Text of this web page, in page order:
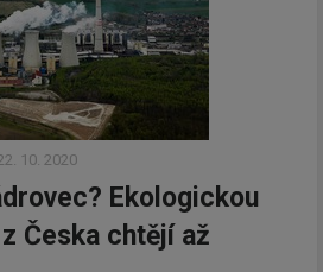
10. 2020
Ekologickou
Česka chtějí až